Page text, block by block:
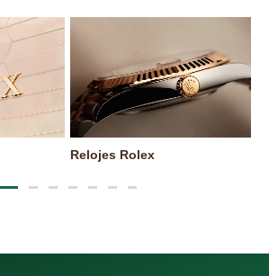
Relojes Rolex